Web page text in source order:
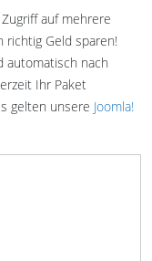
auf mehrere
richtig Geld sparen!
automatisch nach
Ihr Paket
gelten unsere Joomla!